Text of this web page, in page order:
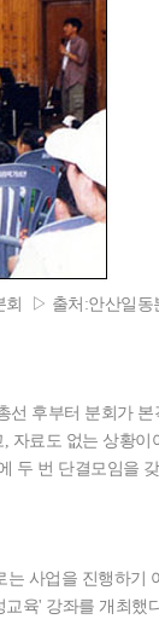
회 ▷ 출처:안산일동
선 후부터 분회가
자료도 없는 상황이
번 단결모임을
사업을 진행하기
육' 강좌를 개최했